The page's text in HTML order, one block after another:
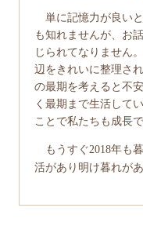
単に記憶力が良い
も知れませんが、お
じられてなりません
辺をきれいに整理さ
の最期を考えると不
く最期まで生活して
ことで私たちも成長
もうすぐ2018年も
活があり明け暮れが